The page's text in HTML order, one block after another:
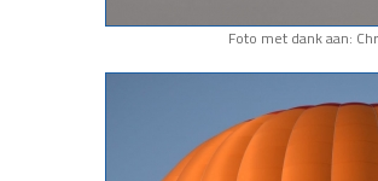
Foto met dank aan: